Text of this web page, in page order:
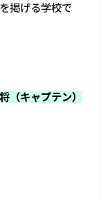
掲げる学校で
（キャプテン）